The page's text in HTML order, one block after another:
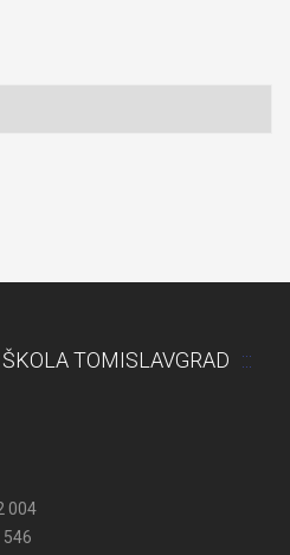
TOMISLAVGRAD
004